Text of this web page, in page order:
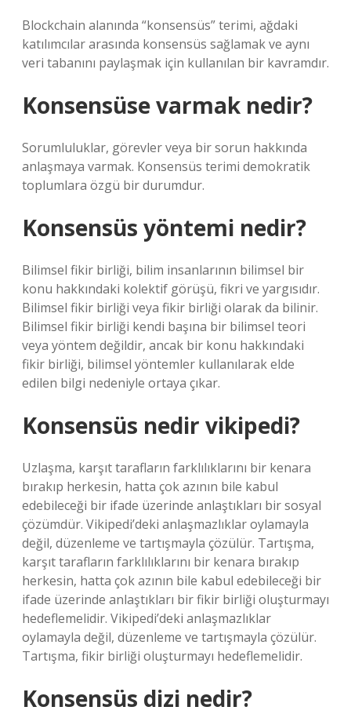
Blockchain alanında “konsensüs” terimi, ağdaki
katılımcılar arasında konsensüs sağlamak ve aynı
veri tabanını paylaşmak için kullanılan bir kavramdır.
Konsensüse varmak nedir?
Sorumluluklar, görevler veya bir sorun hakkında
anlaşmaya varmak. Konsensüs terimi demokratik
toplumlara özgü bir durumdur.
Konsensüs yöntemi nedir?
Bilimsel fikir birliği, bilim insanlarının bilimsel bir
konu hakkındaki kolektif görüşü, fikri ve yargısıdır.
Bilimsel fikir birliği veya fikir birliği olarak da bilinir.
Bilimsel fikir birliği kendi başına bir bilimsel teori
veya yöntem değildir, ancak bir konu hakkındaki
fikir birliği, bilimsel yöntemler kullanılarak elde
edilen bilgi nedeniyle ortaya çıkar.
Konsensüs nedir vikipedi?
Uzlaşma, karşıt tarafların farklılıklarını bir kenara
bırakıp herkesin, hatta çok azının bile kabul
edebileceği bir ifade üzerinde anlaştıkları bir sosyal
çözümdür. Vikipedi’deki anlaşmazlıklar oylamayla
değil, düzenleme ve tartışmayla çözülür. Tartışma,
karşıt tarafların farklılıklarını bir kenara bırakıp
herkesin, hatta çok azının bile kabul edebileceği bir
ifade üzerinde anlaştıkları bir fikir birliği oluşturmayı
hedeflemelidir. Vikipedi’deki anlaşmazlıklar
oylamayla değil, düzenleme ve tartışmayla çözülür.
Tartışma, fikir birliği oluşturmayı hedeflemelidir.
Konsensüs dizi nedir?